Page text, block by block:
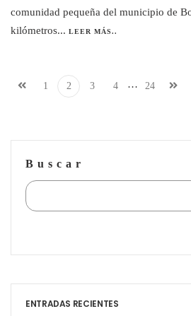
comunidad pequeña del municipio de
kilómetros... LEER MÁS..
1 2 3 4 … 24
Buscar
ENTRADAS RECIENTES